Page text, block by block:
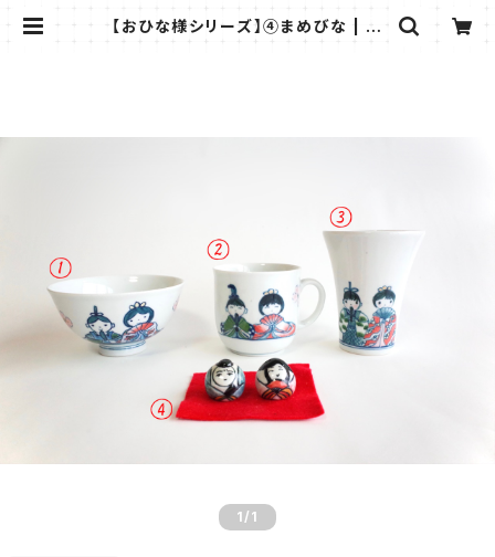
【おひな様シリーズ】④まめびな | 有
1 /1